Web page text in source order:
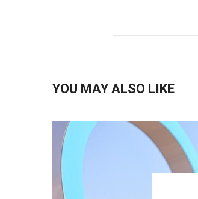
YOU MAY ALSO LIKE